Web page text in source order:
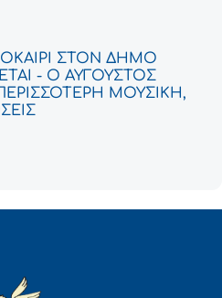
ΣΤΟΝ ΔΗΜΟ
- Ο ΑΥΓΟΥΣΤΟΣ
ΜΟΥΣΙΚΗ,